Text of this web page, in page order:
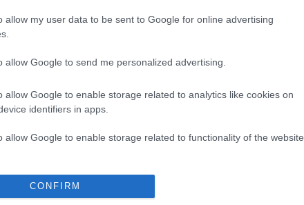
allow my user data to be sent to Google for online advertising
allow Google to send me personalized advertising.
allow Google to enable storage related to analytics like cookies on
identifiers in apps.
allow Google to enable storage related to functionality of the website
allow Google to enable storage related to personalization.
CONFIRM